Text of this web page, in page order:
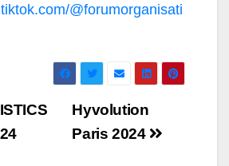
@forumorganisati
Hyvolution
Paris 2024